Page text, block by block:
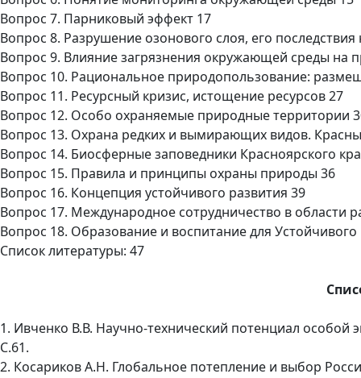
Вопрос 7. Парниковый эффект 17
Вопрос 8. Разрушение озонового слоя, его последствия
Вопрос 9. Влияние загрязнения окружающей среды на
Вопрос 10. Рациональное природопользование:
Вопрос 11. Ресурсный кризис, истощение ресурсов 27
Вопрос 12. Особо охраняемые природные территории
Вопрос 13. Охрана редких и вымирающих видов.
Вопрос 14. Биосферные заповедники Красноярского
Вопрос 15. Правила и принципы охраны природы 36
Вопрос 16. Концепция устойчивого развития 39
Вопрос 17. Международное сотрудничество в
Вопрос 18. Образование и воспитание для Устойчивого
Список литературы: 47
1. Ивченко В.В. Научно-технический потенциал особой
С.61.
2. Косариков А.Н. Глобальное потепление и выбор